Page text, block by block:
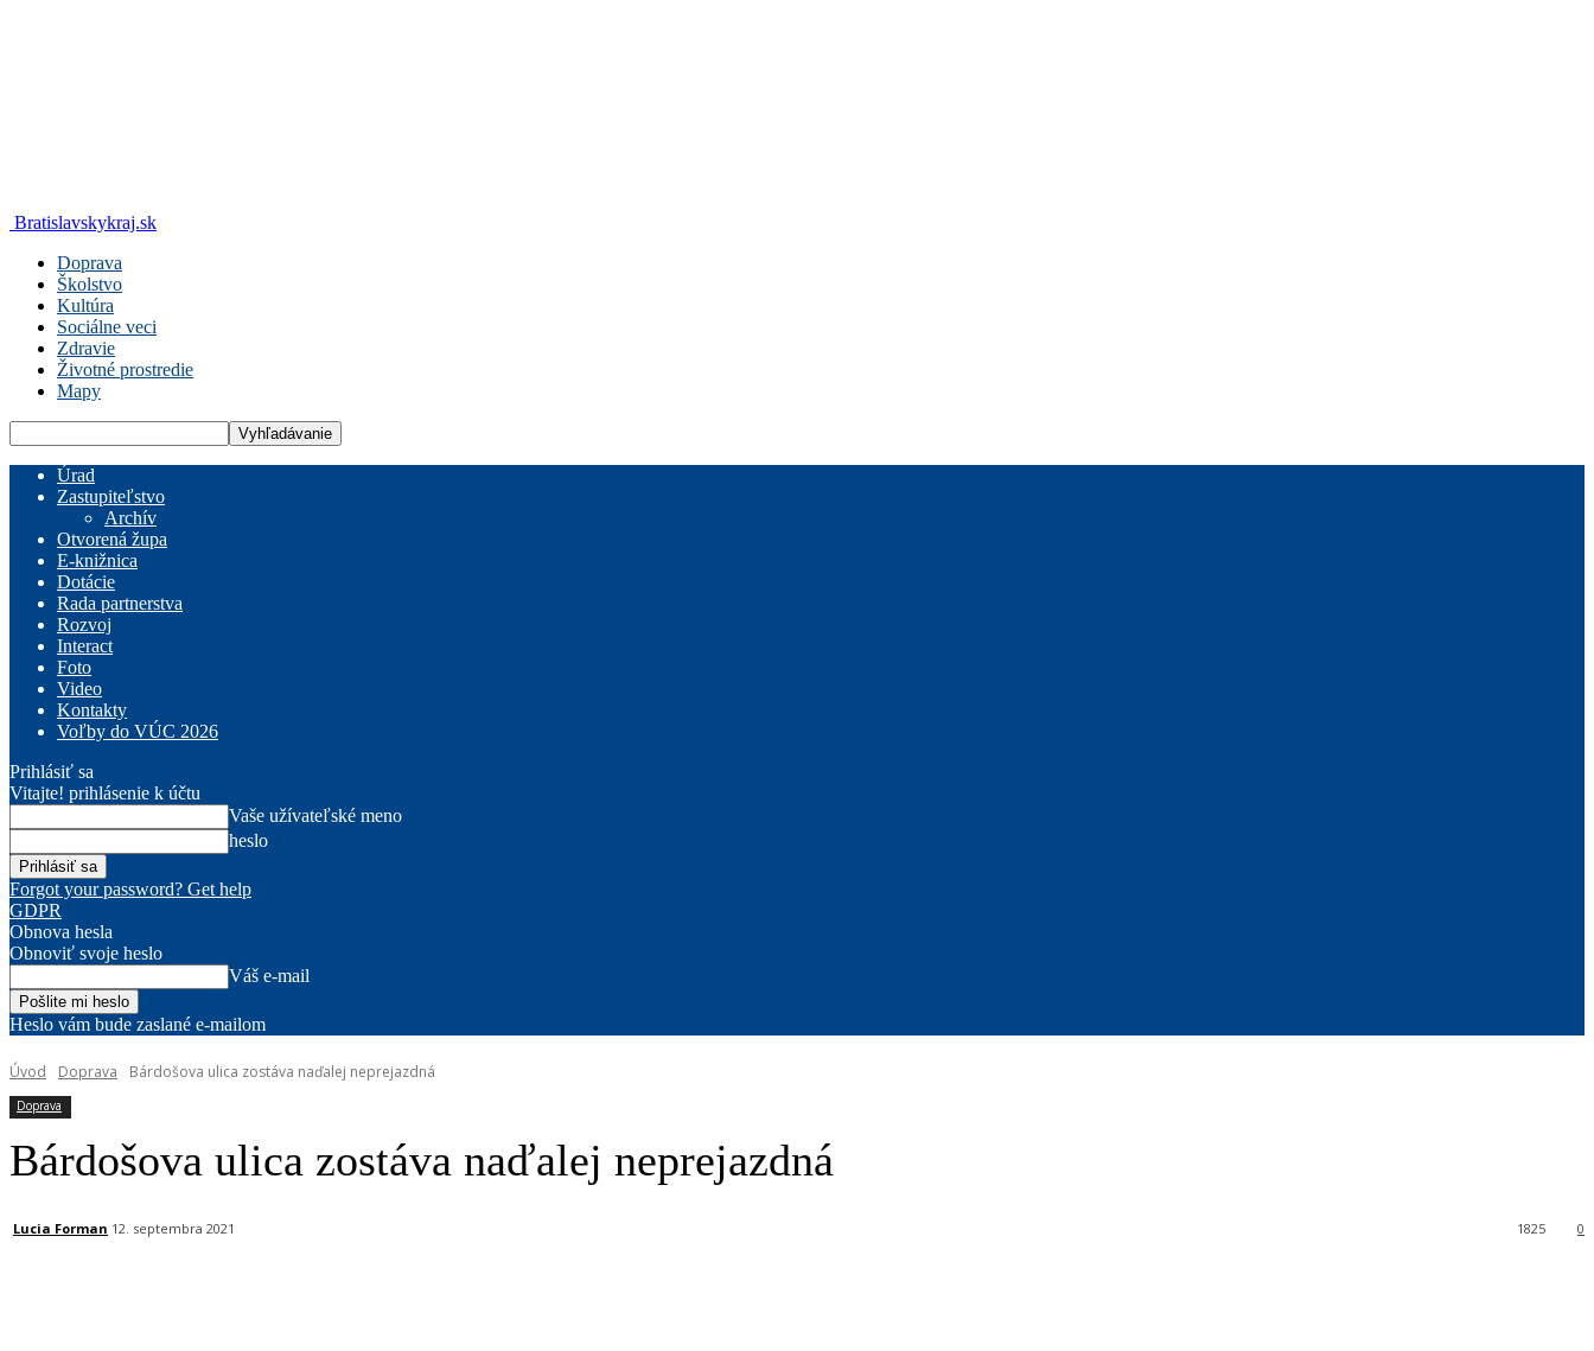
Bratislavskykraj.sk
Doprava
Školstvo
Kultúra
Sociálne veci
Zdravie
Životné prostredie
Mapy
Úrad
Zastupiteľstvo
Archív
Otvorená župa
E-knižnica
Dotácie
Rada partnerstva
Rozvoj
Interact
Foto
Video
Kontakty
Voľby do VÚC 2026
Prihlásiť sa
Vitajte! prihlásenie k účtu
Vaše užívateľské meno
heslo
Forgot your password? Get help
GDPR
Obnova hesla
Obnoviť svoje heslo
Váš e-mail
Heslo vám bude zaslané e-mailom
Úvod Doprava Bárdošova ulica zostáva naďalej neprejazdná
Doprava
Bárdošova ulica zostáva naďalej neprejazdná
Lucia Forman 12. septembra 2021 0
1825